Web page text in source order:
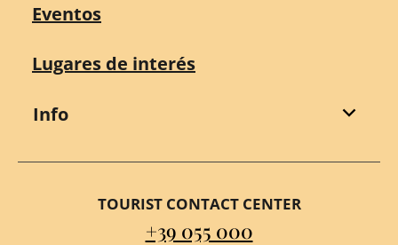
Eventos
Lugares de interés
Info
TOURIST CONTACT CENTER
+39 055 000